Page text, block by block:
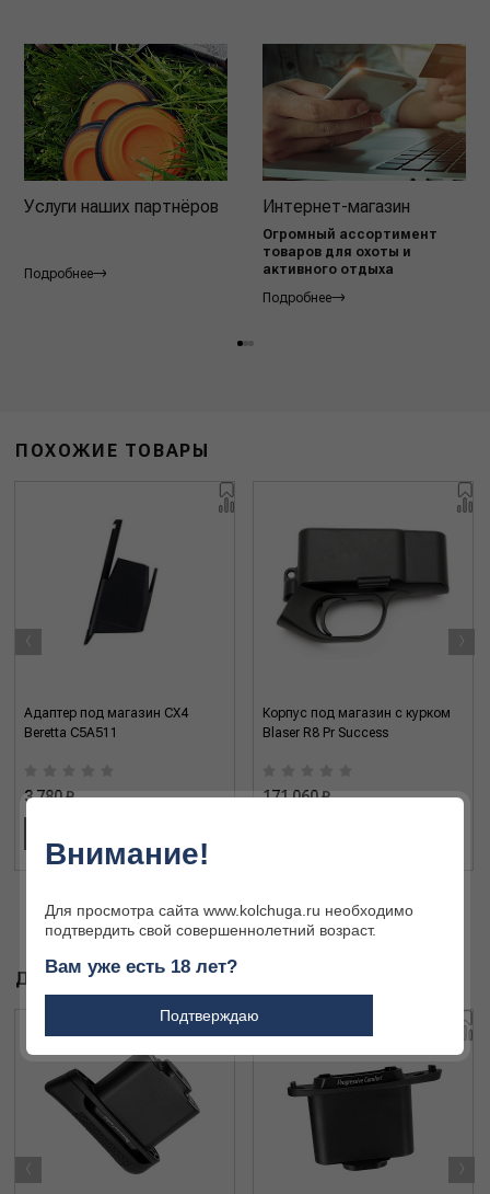
Услуги наших партнёров
Подробнее
Интернет-магазин
Огромный ассортимент
товаров для охоты и
активного отдыха
Подробнее
ПОХОЖИЕ ТОВАРЫ
Адаптер под магазин CX4
Beretta C5A511
3 780 ₽
Корпус под магазин с курком
Blaser R8 Pr Success
171 060 ₽
‹ ›
ДРУГИЕ ТОВАРЫ БРЕНДА
‹ ›
Внимание!
Для просмотра сайта www.kolchuga.ru необходимо
подтвердить свой совершеннолетний возраст.
Вам уже есть 18 лет?
Подтверждаю